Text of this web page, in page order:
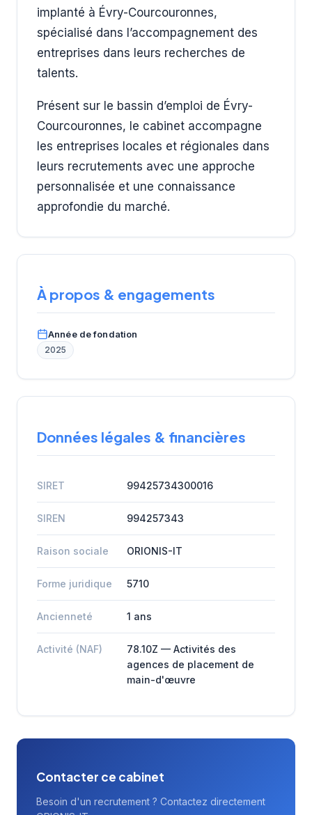
implanté à Évry-Courcouronnes,
spécialisé dans l’accompagnement des
entreprises dans leurs recherches de
talents.
Présent sur le bassin d’emploi de Évry-
Courcouronnes, le cabinet accompagne
les entreprises locales et régionales dans
leurs recrutements avec une approche
personnalisée et une connaissance
approfondie du marché.
À propos & engagements
Année de fondation
2025
Données légales & financières
SIRET 99425734300016
SIREN 994257343
Raison sociale ORIONIS-IT
Forme juridique 5710
Ancienneté 1 ans
Activité (NAF)
78.10Z — Activités des
agences de placement de
main-d'œuvre
Contacter ce cabinet
Besoin d'un recrutement ? Contactez directement